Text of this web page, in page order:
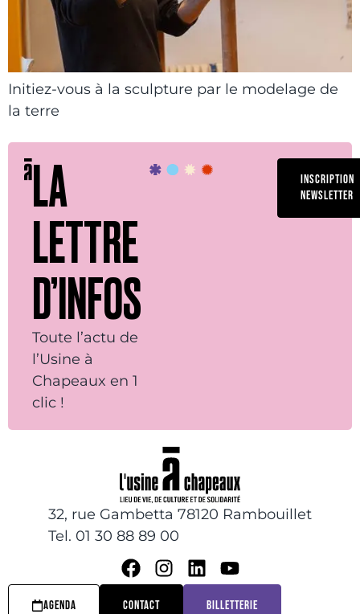
Initiez-vous à la sculpture par le modelage de
la terre
LA
LETTRE
D’INFOS
Toute l’actu de
l’Usine à
Chapeaux en 1
clic !
INSCRIPTION
NEWSLETTER
32, rue Gambetta 78120 Rambouillet
Tel. 01 30 88 89 00
AGENDA CONTACT BILLETTERIE